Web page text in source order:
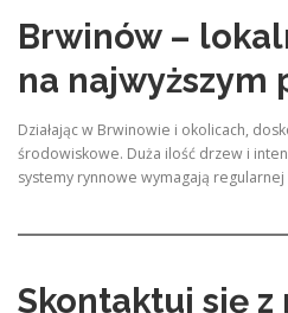
Brwinów –
na najwyższym
Działając w Brwinowie i okolicach,
środowiskowe. Duża ilość drzew i
systemy rynnowe wymagają regularnej
Skontaktuj się z